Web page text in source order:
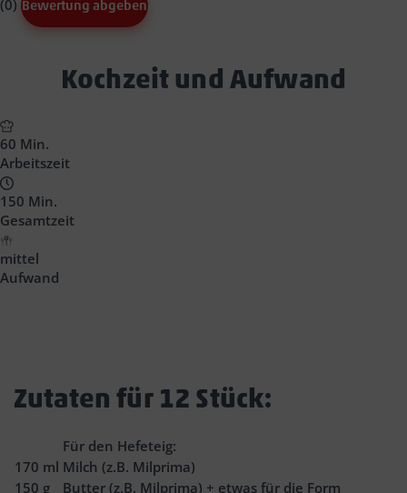
(0) Bewertung abgeben
Text
Headline
Kochzeit und Aufwand
60 Min.
Arbeitszeit
150 Min.
Gesamtzeit
mittel
Aufwand
Zutaten für 12 Stück:
Für den Hefeteig:
170 ml Milch (z.B. Milprima)
150 g
Butter (z.B. Milprima) + etwas für die Form